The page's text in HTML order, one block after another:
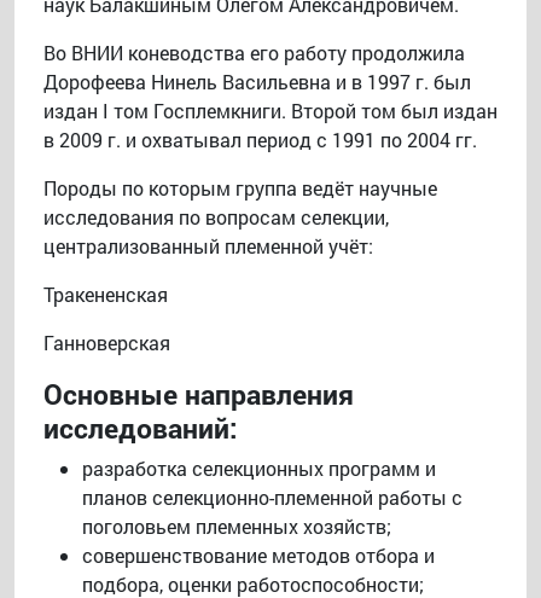
Во ВНИИ коневодства его работу продолжила
Дорофеева Нинель Васильевна и в 1997 г. был
издан I том Госплемкниги. Второй том был издан
в 2009 г. и охватывал период с 1991 по 2004 гг.
Породы по которым группа ведёт научные
исследования по вопросам селекции,
централизованный племенной учёт:
Тракененская
Ганноверская
Основные направления
исследований:
разработка селекционных программ и
планов селекционно-племенной работы с
поголовьем племенных хозяйств;
совершенствование методов отбора и
подбора, оценки работоспособности;